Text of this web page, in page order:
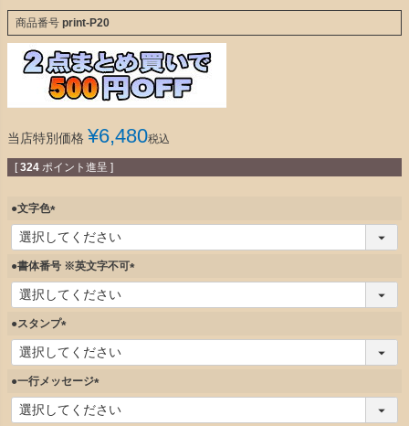
商品番号 print-P20
当店特別価格 ¥6,480税込
[ 324 ポイント進呈 ]
●文字色
(
必
須
●書体番号 ※英文字不可
(
●スタンプ
(
必
須
●一行メッセージ
(
必